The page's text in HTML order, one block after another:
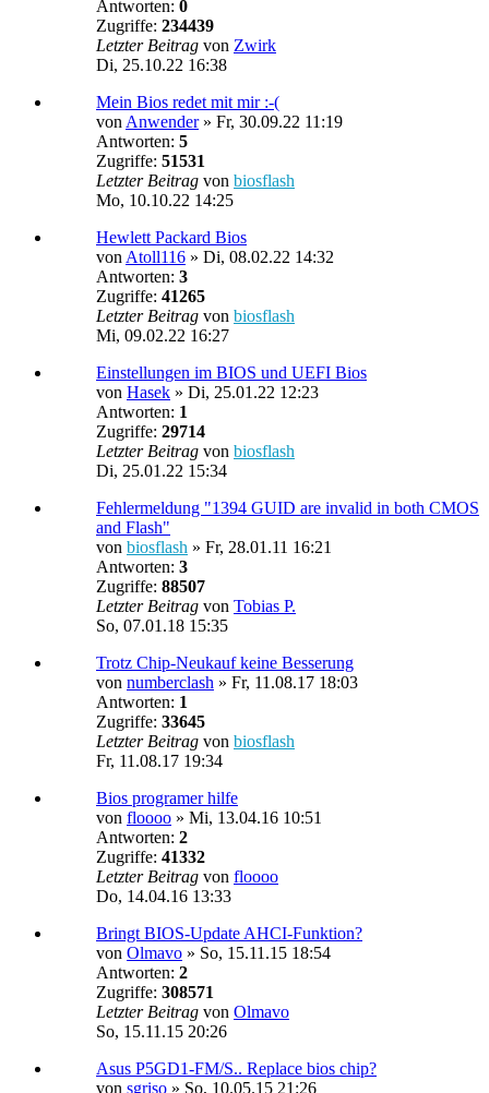
Antworten: 0
Zugriffe: 234439
Letzter Beitrag von Zwirk
Di, 25.10.22 16:38
Mein Bios redet mit mir :-(
von Anwender» Fr, 30.09.22 11:19
Antworten: 5
Zugriffe: 51531
Letzter Beitrag von biosflash
Mo, 10.10.22 14:25
Hewlett Packard Bios
von Atoll116 » Di, 08.02.22 14:32
Antworten: 3
Zugriffe: 41265
Letzter Beitrag von biosflash
Mi, 09.02.22 16:27
Einstellungen im BIOS und UEFI Bios
von Hasek » Di, 25.01.22 12:23
Antworten: 1
Zugriffe: 29714
Letzter Beitrag von biosflash
Di, 25.01.22 15:34
Fehlermeldung "1394 GUID are invalid in both CMOS
and Flash"
von biosflash » Fr, 28.01.11 16:21
Antworten: 3
Zugriffe: 88507
Letzter Beitrag von Tobias P.
So, 07.01.18 15:35
Trotz Chip-Neukauf keine Besserung
von numberclash » Fr, 11.08.17 18:03
Antworten: 1
Zugriffe: 33645
Letzter Beitrag von biosflash
Fr, 11.08.17 19:34
Bios programer hilfe
von floooo » Mi, 13.04.16 10:51
Antworten: 2
Zugriffe: 41332
Letzter Beitrag von floooo
Do, 14.04.16 13:33
Bringt BIOS-Update AHCI-Funktion?
von Olmavo » So, 15.11.15 18:54
Antworten: 2
Zugriffe: 308571
Letzter Beitrag von Olmavo
So, 15.11.15 20:26
Asus P5GD1-FM/S.. Replace bios chip?
von sgriso » So, 10.05.15 21:26